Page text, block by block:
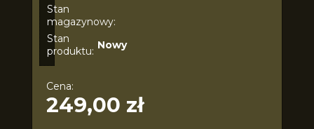
Stan
magazynowy:
Stan
produktu: Nowy
Cena:
249,00 zł